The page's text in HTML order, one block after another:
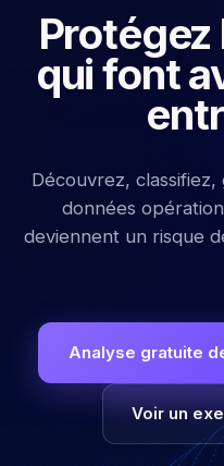
Protégez
qui font
Découvrez,
données
deviennent un risque
Analyse gratuite
Voir un